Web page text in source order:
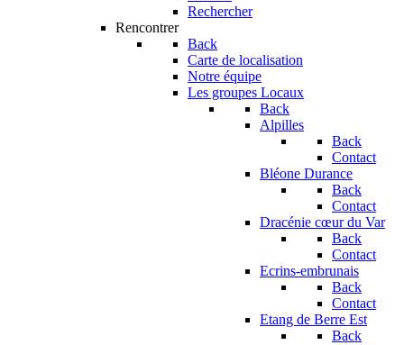
Rechercher
Rencontrer
Back
Carte de localisation
Notre équipe
Les groupes Locaux
Back
Alpilles
Back
Contact
Bléone Durance
Back
Contact
Dracénie cœur du Var
Back
Contact
Ecrins-embrunais
Back
Contact
Etang de Berre Est
Back